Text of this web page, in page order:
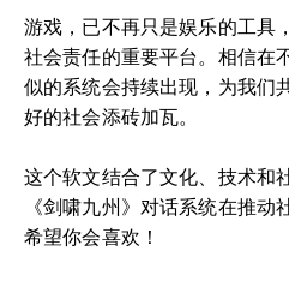
游戏，已不再只是娱乐的工具
社会责任的重要平台。相信在
似的系统会持续出现，为我们
好的社会添砖加瓦。
这个软文结合了文化、技术和
《剑啸九州》对话系统在推动
希望你会喜欢！